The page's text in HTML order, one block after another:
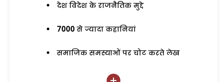
देश विदेश के राजनैतिक मुद्दे
7000 से ज्यादा कहानियां
समाजिक समस्याओं पर चोट करते लेख